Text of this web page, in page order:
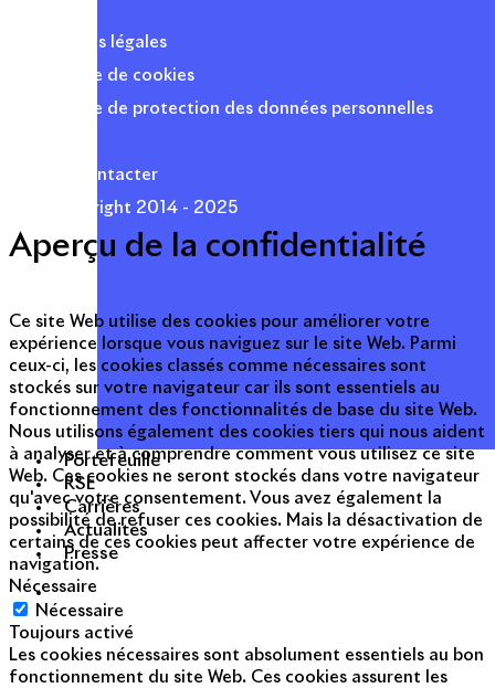
Portefeuille
RSE
Carrières
Actualités
Presse
Mentions légales
Politique de cookies
Politique de protection des données personnelles
Nous contacter
© Copyright 2014 - 2025
Aperçu de la confidentialité
Ce site Web utilise des cookies pour améliorer votre
expérience lorsque vous naviguez sur le site Web. Parmi
ceux-ci, les cookies classés comme nécessaires sont
stockés sur votre navigateur car ils sont essentiels au
fonctionnement des fonctionnalités de base du site Web.
Nous utilisons également des cookies tiers qui nous aident
à analyser et à comprendre comment vous utilisez ce site
Web. Ces cookies ne seront stockés dans votre navigateur
qu'avec votre consentement. Vous avez également la
possibilité de refuser ces cookies. Mais la désactivation de
certains de ces cookies peut affecter votre expérience de
navigation.
Nécessaire
Nécessaire
Toujours activé
Les cookies nécessaires sont absolument essentiels au bon
fonctionnement du site Web. Ces cookies assurent les